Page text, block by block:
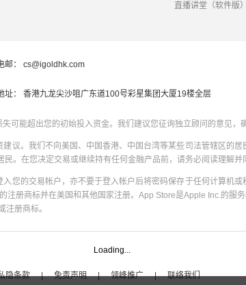
直播讲堂（软件版）
邮： cs@igoldhk.com
址： 香港九龙尖沙咀广东道100号彩星集团大厦19楼全层
可能超出您的初始投入资金。我们建议您征询独立顾问的意见，
议。我们不向美国、中国香港、中国台湾等某些司法管辖区的
。在您决定交易或继续持有任何金融产品前，请务必阅读理解并
您的交易帐户，亦不要于登入帐户后将密码保存于任何计算机
册商标并在美国和其他国家注册。App Store是Apple Inc.的服
册商标。
Loading...
隐条款 | 免责声明 | 领峰推广 | 联络我们